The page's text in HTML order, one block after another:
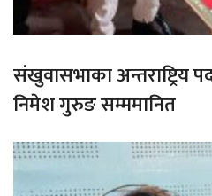
संखुवासभाका अन्तराष्ट्रिय
निमेश गुरुङ सम्ममानित